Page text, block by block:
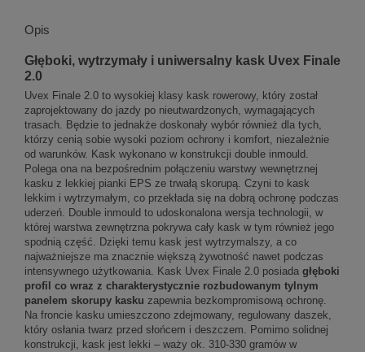
Opis
Głęboki, wytrzymały i uniwersalny kask Uvex Finale
2.0
Uvex Finale 2.0 to wysokiej klasy kask rowerowy, który został
zaprojektowany do jazdy po nieutwardzonych, wymagających
trasach. Będzie to jednakże doskonały wybór również dla tych,
którzy cenią sobie wysoki poziom ochrony i komfort, niezależnie
od warunków. Kask wykonano w konstrukcji double inmould.
Polega ona na bezpośrednim połączeniu warstwy wewnętrznej
kasku z lekkiej pianki EPS ze trwałą skorupą. Czyni to kask
lekkim i wytrzymałym, co przekłada się na dobrą ochronę podczas
uderzeń. Double inmould to udoskonalona wersja technologii, w
której warstwa zewnętrzna pokrywa cały kask w tym również jego
spodnią część. Dzięki temu kask jest wytrzymalszy, a co
najważniejsze ma znacznie większą żywotność nawet podczas
intensywnego użytkowania. Kask Uvex Finale 2.0 posiada głęboki
profil co wraz z charakterystycznie rozbudowanym tylnym
panelem skorupy kasku zapewnia bezkompromisową ochronę.
Na froncie kasku umieszczono zdejmowany, regulowany daszek,
który osłania twarz przed słońcem i deszczem. Pomimo solidnej
konstrukcji, kask jest lekki – waży ok. 310-330 gramów w